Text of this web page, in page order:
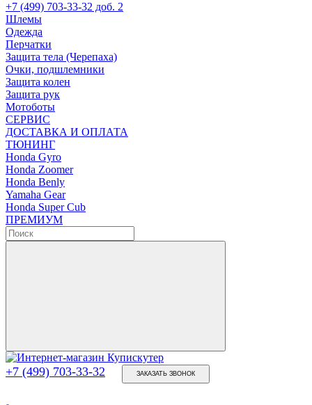
+7 (499) 703-33-32 доб. 2
Шлемы
Одежда
Перчатки
Защита тела (Черепаха)
Очки, подшлемники
Защита колен
Защита рук
Мотоботы
СЕРВИС
ДОСТАВКА И ОПЛАТА
ТЮНИНГ
Honda Gyro
Honda Zoomer
Honda Benly
Yamaha Gear
Honda Super Cub
ПРЕМИУМ
+7 (499) 703-33-32 ЗАКАЗАТЬ ЗВОНОК